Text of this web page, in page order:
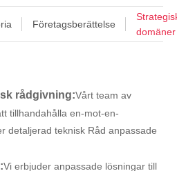
Företagsberättelse
domäner
rådgivning:Vårt team av
tillhandahålla en-mot-en-
detaljerad teknisk Råd anpassade
Vi erbjuder anpassade lösningar till